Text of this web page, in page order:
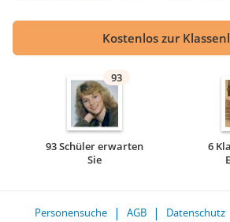
Kostenlos zur
93
93 Schüler erwarten
Sie
6
Personensuche AGB Datenschutz